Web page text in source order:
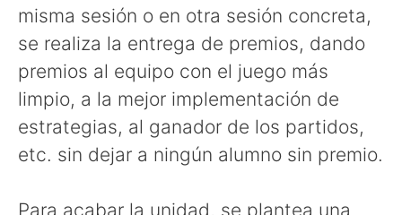
misma sesión o en otra sesión concreta,
se realiza la entrega de premios, dando
premios al equipo con el juego más
limpio, a la mejor implementación de
estrategias, al ganador de los partidos,
etc. sin dejar a ningún alumno sin premio.
Para acabar la unidad, se plantea una